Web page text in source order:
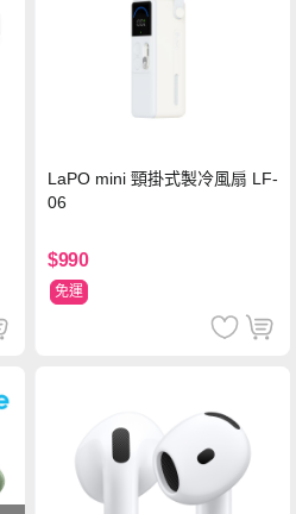
LaPO mini 頸掛式製冷風扇 LF-
06
$990
免運